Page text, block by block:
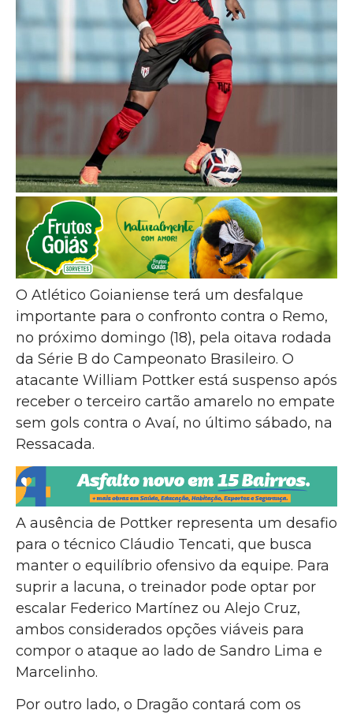
O Atlético Goianiense terá um desfalque
importante para o confronto contra o Remo,
no próximo domingo (18), pela oitava rodada
da Série B do Campeonato Brasileiro. O
atacante William Pottker está suspenso após
receber o terceiro cartão amarelo no empate
sem gols contra o Avaí, no último sábado, na
Ressacada.
A ausência de Pottker representa um desafio
para o técnico Cláudio Tencati, que busca
manter o equilíbrio ofensivo da equipe. Para
suprir a lacuna, o treinador pode optar por
escalar Federico Martínez ou Alejo Cruz,
ambos considerados opções viáveis para
compor o ataque ao lado de Sandro Lima e
Marcelinho.
Por outro lado, o Dragão contará com os